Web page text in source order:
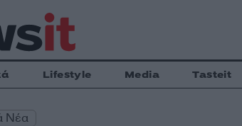
Lifestyle Media Tasteit
Νέα